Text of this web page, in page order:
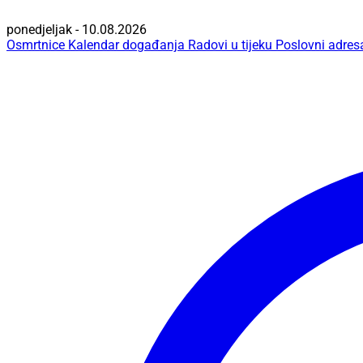
ponedjeljak - 10.08.2026
Osmrtnice Kalendar događanja Radovi u tijeku Poslovni